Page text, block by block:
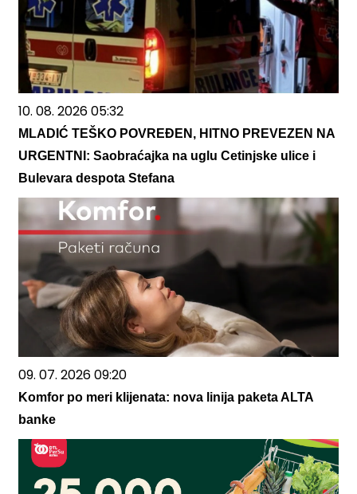
10. 08. 2026 05:32
MLADIĆ TEŠKO POVREĐEN, HITNO PREVEZEN NA
URGENTNI: Saobraćajka na uglu Cetinjske ulice i
Bulevara despota Stefana
09. 07. 2026 09:20
Komfor po meri klijenata: nova linija paketa ALTA
banke